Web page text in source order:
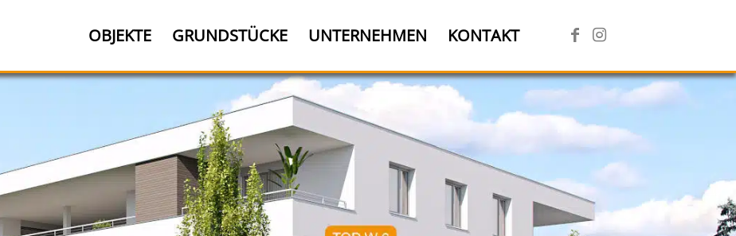
OBJEKTE GRUNDSTÜCKE UNTERNEHMEN KONTAKT